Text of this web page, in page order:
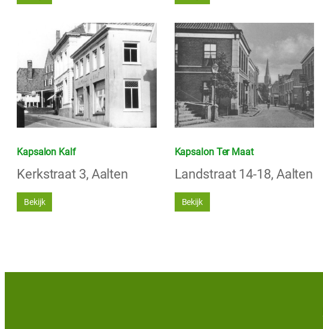
Kapsalon Kalf
Kerkstraat 3, Aalten
Bekijk
Kapsalon Ter Maat
Landstraat 14-18, Aalten
Bekijk